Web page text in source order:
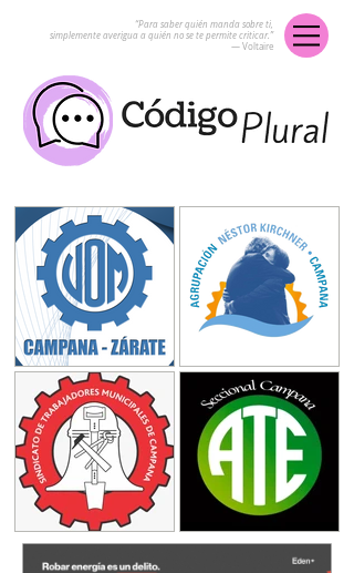
“Para saber quién manda sobre ti,
simplemente averigua a quién no se te permite criticar.”
― Voltaire